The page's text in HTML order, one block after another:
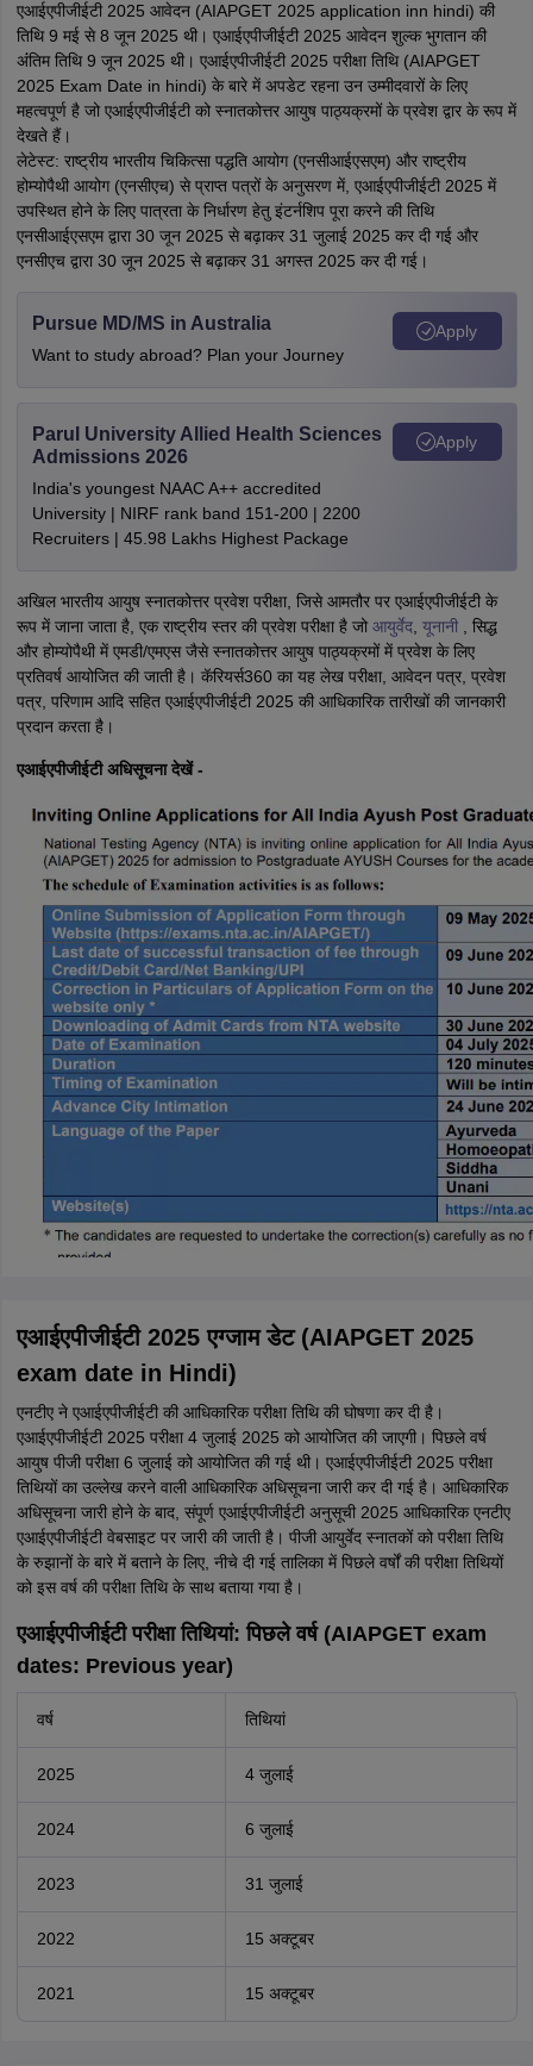
एआईएपीजीईटी 2025 आवेदन (AIAPGET 2025 application inn hindi) की
तिथि 9 मई से 8 जून 2025 थी। एआईएपीजीईटी 2025 आवेदन शुल्क भुगतान की
अंंतिम तिथि 9 जून 2025 थी। एआईएपीजीईटी 2025 परीक्षा तिथि (AIAPGET
2025 Exam Date in hindi) के बारे में अपडेट रहना उन उम्मीदवारों के लिए
महत्वपूर्ण है जो एआईएपीजीईटी को स्नातकोत्तर आयुष पाठ्यक्रमों के प्रवेश द्वार के रूप में
देखते हैं।
लेटेस्ट: राष्ट्रीय भारतीय चिकित्सा पद्धति आयोग (एनसीआईएसएम) और राष्ट्रीय
होम्योपैथी आयोग (एनसीएच) से प्राप्त पत्रों के अनुसरण में, एआईएपीजीईटी 2025 में
उपस्थित होने के लिए पात्रता के निर्धारण हेतु इंटर्नशिप पूरा करने की तिथि
एनसीआईएसएम द्वारा 30 जून 2025 से बढ़ाकर 31 जुलाई 2025 कर दी गई और
एनसीएच द्वारा 30 जून 2025 से बढ़ाकर 31 अगस्त 2025 कर दी गई।
Pursue MD/MS in Australia
Want to study abroad? Plan your Journey
Apply
Parul University Allied Health Sciences
Admissions 2026
India's youngest NAAC A++ accredited
University | NIRF rank band 151-200 | 2200
Recruiters | 45.98 Lakhs Highest Package
Apply
अखिल भारतीय आयुष स्नातकोत्तर प्रवेश परीक्षा, जिसे आमतौर पर एआईएपीजीईटी के
रूप में जाना जाता है, एक राष्ट्रीय स्तर की प्रवेश परीक्षा है जो आयुर्वेद, यूनानी, सिद्ध
और होम्योपैथी में एमडी/एमएस जैसे स्नातकोत्तर आयुष पाठ्यक्रमों में प्रवेश के लिए
प्रतिवर्ष आयोजित की जाती है। कॅरियर्स360 का यह लेख परीक्षा, आवेदन पत्र, प्रवेश
पत्र, परिणाम आदि सहित एआईएपीजीईटी 2025 की आधिकारिक तारीखों की जानकारी
प्रदान करता है।
एआईएपीजीईटी अधिसूचना देखें -
एआईएपीजीईटी 2025 एग्जाम डेट (AIAPGET 2025
exam date in Hindi)
एनटीए ने एआईएपीजीईटी की आधिकारिक परीक्षा तिथि की घोषणा कर दी है।
एआईएपीजीईटी 2025 परीक्षा 4 जुलाई 2025 को आयोजित की जाएगी। पिछले वर्ष
आयुष पीजी परीक्षा 6 जुलाई को आयोजित की गई थी। एआईएपीजीईटी 2025 परीक्षा
तिथियों का उल्लेख करने वाली आधिकारिक अधिसूचना जारी कर दी गई है। आधिकारिक
अधिसूचना जारी होने के बाद, संपूर्ण एआईएपीजीईटी अनुसूची 2025 आधिकारिक एनटीए
एआईएपीजीईटी वेबसाइट पर जारी की जाती है। पीजी आयुर्वेद स्नातकों को परीक्षा तिथि
के रुझानों के बारे में बताने के लिए, नीचे दी गई तालिका में पिछले वर्षों की परीक्षा तिथियों
को इस वर्ष की परीक्षा तिथि के साथ बताया गया है।
एआईएपीजीईटी परीक्षा तिथियां: पिछले वर्ष (AIAPGET exam
dates: Previous year)
वर्ष तिथियां
2025 4 जुलाई
2024 6 जुलाई
2023 31 जुलाई
2022 15 अक्टूबर
2021 15 अक्टूबर